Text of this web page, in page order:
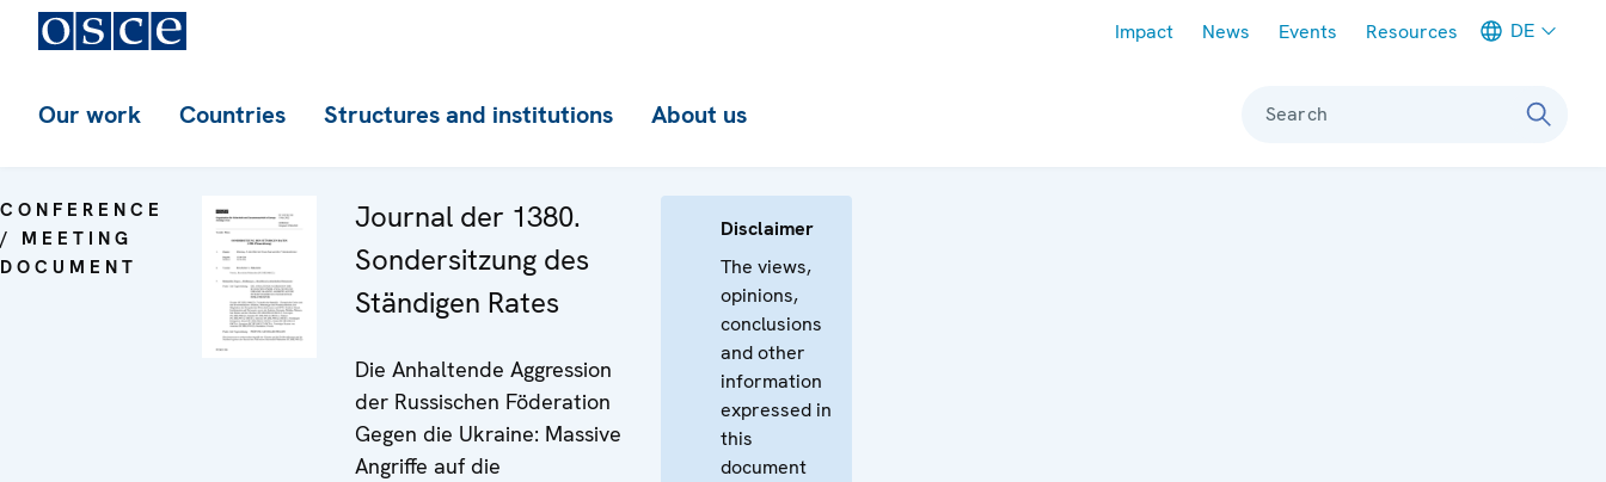
Impact News Events Resources DE
Our work Countries Structures and institutions About us Search
CONFERENCE
/ MEETING
DOCUMENT
Journal der 1380.
Sondersitzung des
Ständigen Rates
Die Anhaltende Aggression
der Russischen Föderation
Gegen die Ukraine: Massive
Angriffe auf die
Disclaimer
The views,
opinions,
conclusions
and other
information
expressed in
this
document